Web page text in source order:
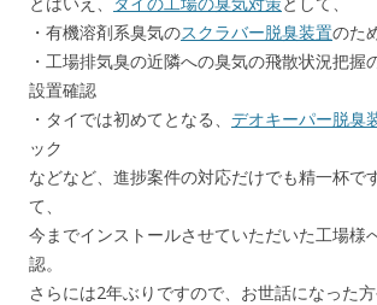
・有機溶剤系臭気のスクラバー脱臭装置のた
・工場排気臭の近隣への臭気の飛散状況把握
設置確認
・タイでは初めてとなる、 デオキーパー脱臭
ック
などなど、進捗案件の対応だけでも精一杯で
て、
今までインストールさせていただいた工場様
認。
さらには2年ぶりですので、お世話になった